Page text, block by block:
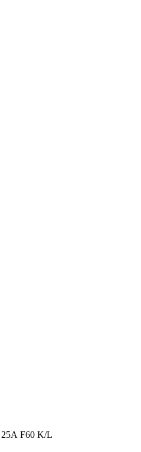
F60 K/L